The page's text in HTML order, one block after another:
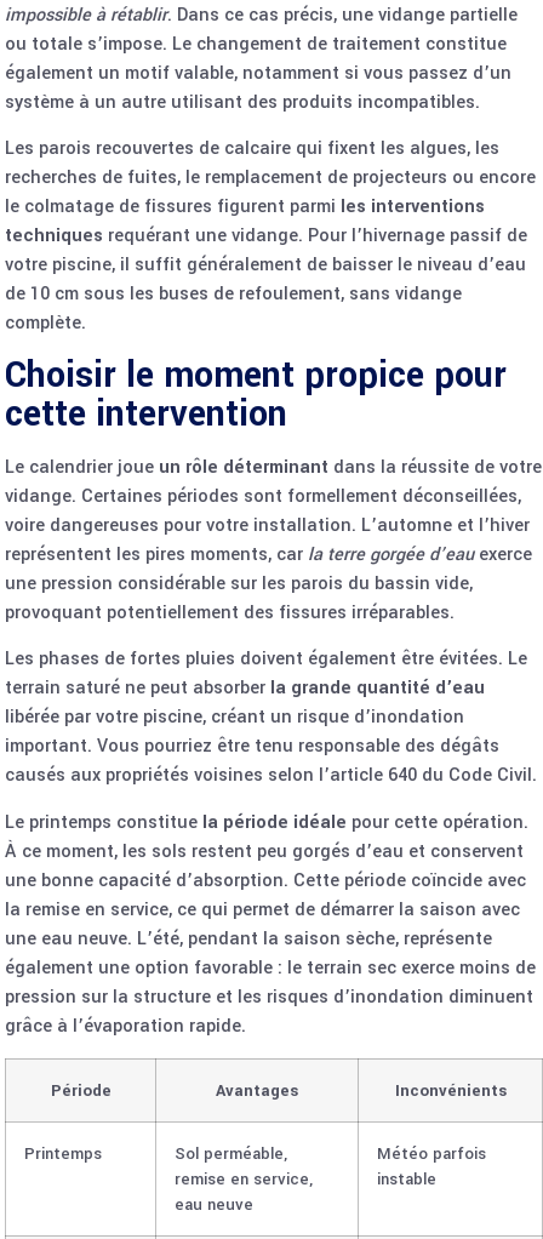
impossible à rétablir. Dans ce cas précis, une vidange partielle
ou totale s’impose. Le changement de traitement constitue
également un motif valable, notamment si vous passez d’un
système à un autre utilisant des produits incompatibles.
Les parois recouvertes de calcaire qui fixent les algues, les
recherches de fuites, le remplacement de projecteurs ou encore
le colmatage de fissures figurent parmi les interventions
techniques requérant une vidange. Pour l’hivernage passif de
votre piscine, il suffit généralement de baisser le niveau d’eau
de 10 cm sous les buses de refoulement, sans vidange
complète.
Choisir le moment propice pour
cette intervention
Le calendrier joue un rôle déterminant dans la réussite de votre
vidange. Certaines périodes sont formellement déconseillées,
voire dangereuses pour votre installation. L’automne et l’hiver
représentent les pires moments, car la terre gorgée d’eauexerce
une pression considérable sur les parois du bassin vide,
provoquant potentiellement des fissures irréparables.
Les phases de fortes pluies doivent également être évitées. Le
terrain saturé ne peut absorber la grande quantité d’eau
libérée par votre piscine, créant un risque d’inondation
important. Vous pourriez être tenu responsable des dégâts
causés aux propriétés voisines selon l’article 640 du Code Civil.
Le printemps constitue la période idéale pour cette opération.
À ce moment, les sols restent peu gorgés d’eau et conservent
une bonne capacité d’absorption. Cette période coïncide avec
la remise en service, ce qui permet de démarrer la saison avec
une eau neuve. L’été, pendant la saison sèche, représente
également une option favorable : le terrain sec exerce moins de
pression sur la structure et les risques d’inondation diminuent
grâce à l’évaporation rapide.
Période Avantages Inconvénients
Printemps
Sol perméable,
remise en service,
eau neuve
Météo parfois
instable